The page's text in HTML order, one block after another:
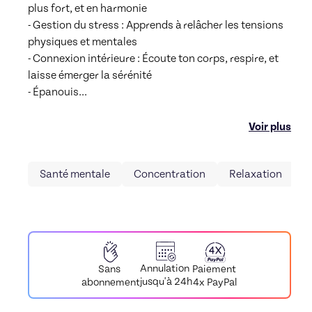
plus fort, et en harmonie
- Gestion du stress : Apprends à relâcher les tensions
physiques et mentales
- Connexion intérieure : Écoute ton corps, respire, et
laisse émerger la sérénité
- Épanouis...
Voir plus
Santé mentale Concentration Relaxation
Sans
abonnement
Annulation
jusqu'à 24h
Paiement
4x PayPal